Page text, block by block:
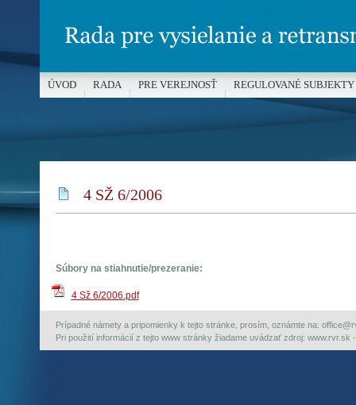
4 SŽ 6/2006
Súbory na stiahnutie/prezeranie:
4 Sž 6/2006.pdf
Prípadné námety a pripomienky k tejto stránke, prosím, oznámte na:
Pri použití informácií z tejto www stránky žiadame uvádzať zdroj: www.rvr.sk
ÚVOD RADA PRE VEREJNOSŤ REGULOVANÉ SUBJEKTY